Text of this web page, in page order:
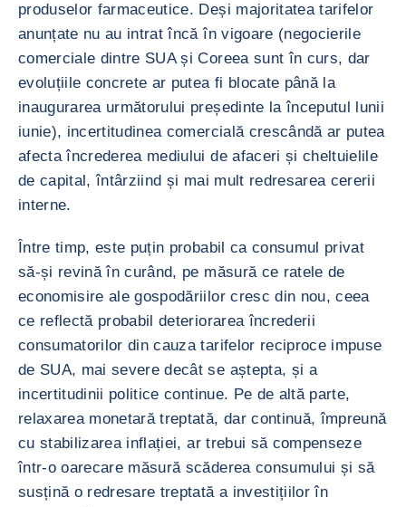
produselor farmaceutice. Deși majoritatea tarifelor
anunțate nu au intrat încă în vigoare (negocierile
comerciale dintre SUA și Coreea sunt în curs, dar
evoluțiile concrete ar putea fi blocate până la
inaugurarea următorului președinte la începutul lunii
iunie), incertitudinea comercială crescândă ar putea
afecta încrederea mediului de afaceri și cheltuielile
de capital, întârziind și mai mult redresarea cererii
interne.
Între timp, este puțin probabil ca consumul privat
să-și revină în curând, pe măsură ce ratele de
economisire ale gospodăriilor cresc din nou, ceea
ce reflectă probabil deteriorarea încrederii
consumatorilor din cauza tarifelor reciproce impuse
de SUA, mai severe decât se aștepta, și a
incertitudinii politice continue. Pe de altă parte,
relaxarea monetară treptată, dar continuă, împreună
cu stabilizarea inflației, ar trebui să compenseze
într-o oarecare măsură scăderea consumului și să
susțină o redresare treptată a investițiilor în